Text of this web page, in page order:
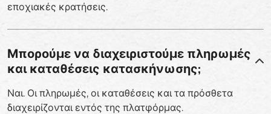
εποχιακές κρατήσεις.
Μπορούμε να διαχειριστούμε πληρωμές
και καταθέσεις κατασκήνωσης;
Ναι. Οι πληρωμές, οι καταθέσεις και τα πρόσθετα
διαχειρίζονται εντός της πλατφόρμας.